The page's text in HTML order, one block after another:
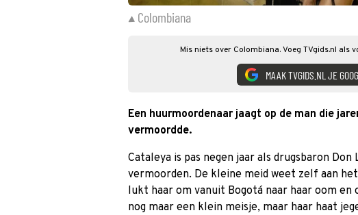
Colombiana
Mis niets over Colombiana. Voeg TVgids.nl als
MAAK TVGIDS.NL JE
Een huurmoordenaar jaagt op de man die
vermoordde.
Cataleya is pas negen jaar als drugsbaron Don
vermoorden. De kleine meid weet zelf aan
lukt haar om vanuit Bogotá naar haar oom en
nog maar een klein meisje, maar haar haat